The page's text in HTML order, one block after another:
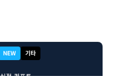
NEW 기타